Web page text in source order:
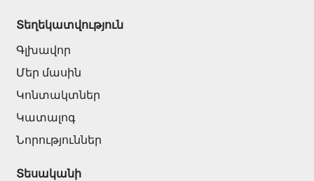
Տեղեկատվություն
Գլխավոր
Մեր մասին
Կոնտակտներ
Կատալոգ
Նորություններ
Տեսականի